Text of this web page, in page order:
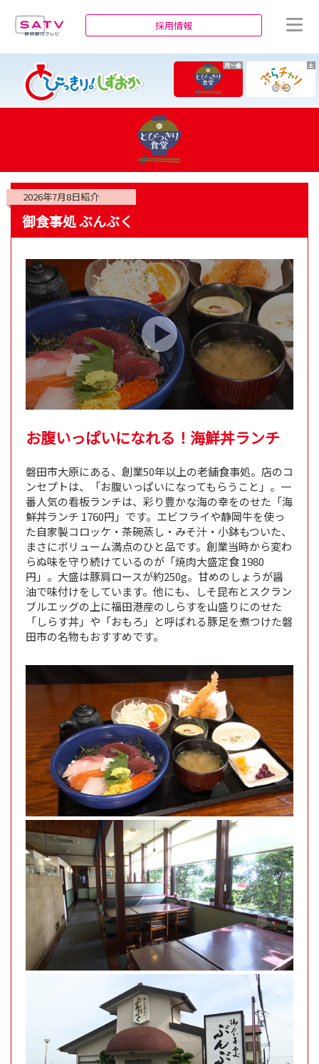
採用情報
月～金 土
2026年7月8日紹介
御食事処 ぶんぶく
お腹いっぱいになれる！海鮮丼ランチ
磐田市大原にある、創業50年以上の老舗食事処。店のコ
ンセプトは、「お腹いっぱいになってもらうこと」。一
番人気の看板ランチは、彩り豊かな海の幸をのせた「海
鮮丼ランチ 1760円」です。エビフライや静岡牛を使っ
た自家製コロッケ・茶碗蒸し・みそ汁・小鉢もついた、
まさにボリューム満点のひと品です。創業当時から変わ
らぬ味を守り続けているのが「焼肉大盛定食 1980
円」。大盛は豚肩ロースが約250g。甘めのしょうが醤
油で味付けをしています。他にも、しそ昆布とスクラン
ブルエッグの上に福田港産のしらすを山盛りにのせた
「しらす丼」や「おもろ」と呼ばれる豚足を煮つけた磐
田市の名物もおすすめです。